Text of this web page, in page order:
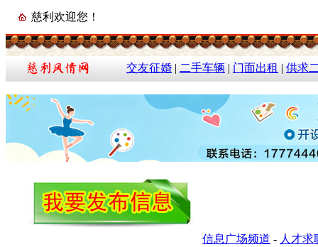
慈利欢迎您！
交友征婚 | 二手车辆 | 门面出租 | 供求
信息广场频道 - 人才求